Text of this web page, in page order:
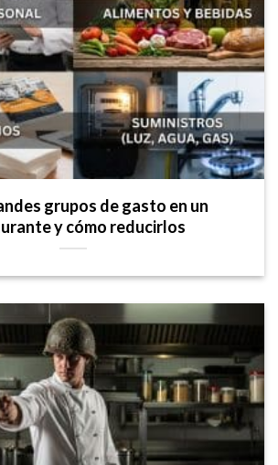
grupos de gasto en un
y cómo reducirlos